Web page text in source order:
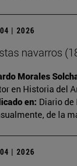
| 2026
navarros
Morales
en Historia del
en: Diario de
de la
| 2026